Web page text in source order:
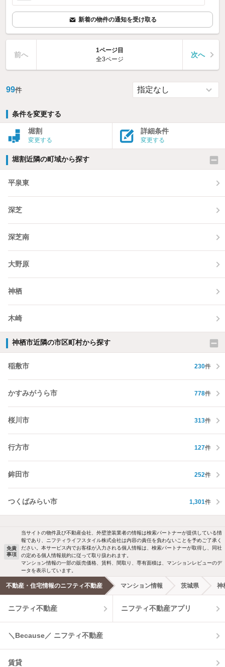
新着の物件の通知を受け取る
前へ
1ページ目
全3ページ
次へ
99件
条件を変更する
堀割
変更する
詳細条件
変更する
堀割近隣の町域から探す
平泉東
深芝
深芝南
大野原
神栖
木崎
神栖市近隣の市区町村から探す
稲敷市 230件
かすみがうら市 778件
桜川市 313件
行方市 127件
鉾田市 252件
つくばみらい市 1,301件
免責
事項
当サイトの物件及び不動産会社、外壁塗装業者の情報は検索パートナーが提供している情
報であり、ニフティライフスタイル株式会社は内容の責任を負わないことを予めご了承く
ださい。本サービス内でお客様が入力される個人情報は、検索パートナーが取得し、同社
の定める個人情報規約に従って取り扱われます。
マンション情報の一部の販売価格、賃料、間取り、専有面積は、マンションレビューのデ
ータを表示しています。
不動産・住宅情報のニフティ不動産 マンション情報 茨城県 神
ニフティ不動産 ニフティ不動産アプリ
＼Because／ ニフティ不動産
賃貸